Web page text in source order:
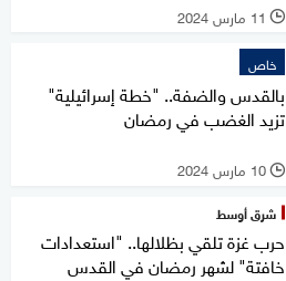
l 11 مارس 2024
خاص
بالقدس والضفة.. "خطة إسرائيلية"
تزيد الغضب في رمضان
l 10 مارس 2024
شرق أوسط
حرب غزة تلقي بظلالها.. "استعدادات
خافتة" لشهر رمضان في القدس